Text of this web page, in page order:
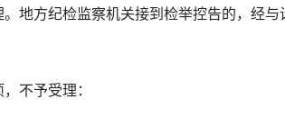
地方纪检监察机关接到检举控告的，经
不予受理：